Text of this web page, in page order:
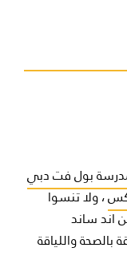
بول فت دبي
، ولا تنسوا
اند ساند
واللياقة